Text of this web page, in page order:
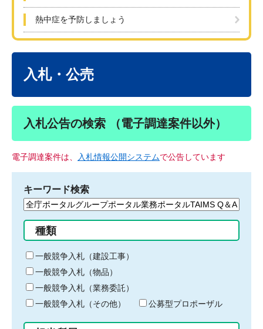
熱中症を予防しましょう
入札・公売
入札公告の検索 （電子調達案件以外）
電子調達案件は、 入札情報公開システムで公告しています
キーワード検索
検
る
キ
ー
ワ
ー
ド
種類
一般競争入札（建設工事）
一般競争入札（物品）
一般競争入札（業務委託）
一般競争入札（その他）
公募型プロポーザル